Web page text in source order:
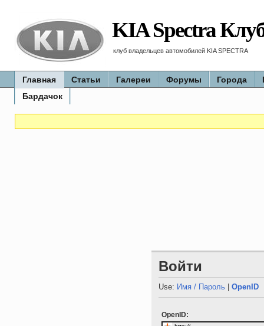
KIA Spectra
клуб владельцев автомобилей KIA SPECTRA
Главная Статьи Галереи Форумы Города
Бардачок
Войти
Use: Имя / Пароль |OpenID
OpenID: